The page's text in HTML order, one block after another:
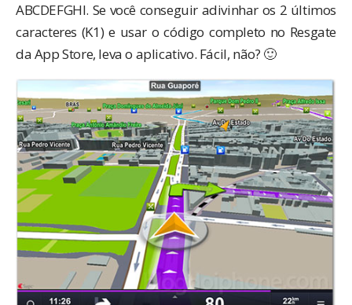
ABCDEFGHI. Se você conseguir adivinhar os 2 últimos
caracteres (K1) e usar o código completo no Resgate
da App Store, leva o aplicativo. Fácil, não? 🙂